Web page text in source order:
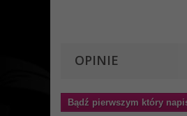
OPINIE
Bądź pierwszym który